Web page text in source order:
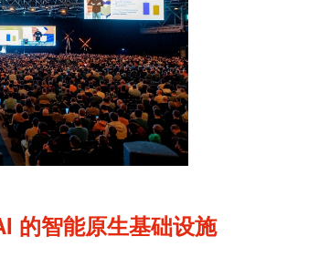
的智能原生基础设施